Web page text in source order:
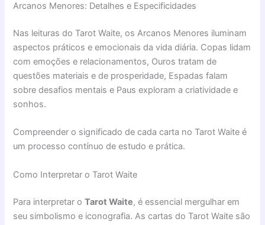
Arcanos Menores: Detalhes e Especificidades
Nas leituras do Tarot Waite, os Arcanos Menores iluminam
aspectos práticos e emocionais da vida diária. Copas lidam
com emoções e relacionamentos, Ouros tratam de
questões materiais e de prosperidade, Espadas falam
sobre desafios mentais e Paus exploram a criatividade e
sonhos.
Compreender o significado de cada carta no Tarot Waite é
um processo contínuo de estudo e prática.
Como Interpretar o Tarot Waite
Para interpretar oTarot Waite, é essencial mergulhar em
seu simbolismo e iconografia. As cartas do Tarot Waite são